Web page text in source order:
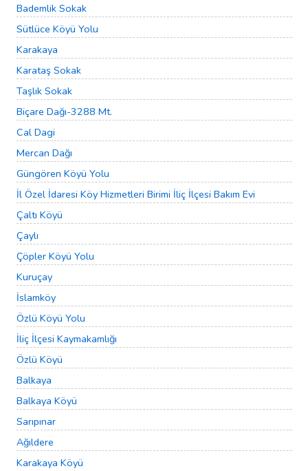
Bademlik Sokak
Sütlüce Köyü Yolu
Karakaya
Karataş Sokak
Taşlık Sokak
Biçare Dağı-3288 Mt.
Cal Dagi
Mercan Dağı
Güngören Köyü Yolu
İl Özel İdaresi Köy Hizmetleri Birimi İliç İlçesi Bakım Evi
Çaltı Köyü
Çaylı
Çöpler Köyü Yolu
Kuruçay
İslamköy
Özlü Köyü Yolu
İliç İlçesi Kaymakamlığı
Özlü Köyü
Balkaya
Balkaya Köyü
Sarıpınar
Ağıldere
Karakaya Köyü